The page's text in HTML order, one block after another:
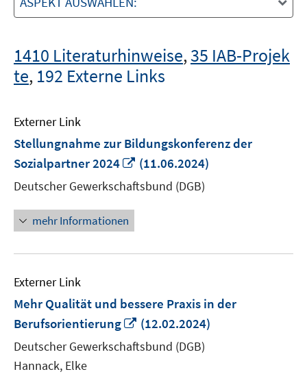
1410 Literaturhinweise,35 IAB-Projek
te, 192 Externe Links
Externer Link
Stellungnahme zur Bildungskonferenz der
Sozialpartner 2024
In
neuem
Fenster
(11.06.2024)
Deutscher Gewerkschaftsbund (DGB)
mehr Informationen
Externer Link
Mehr Qualität und bessere Praxis in der
Berufsorientierung
In
neuem
Fenster
(12.02.2024)
Deutscher Gewerkschaftsbund (DGB)
Hannack, Elke